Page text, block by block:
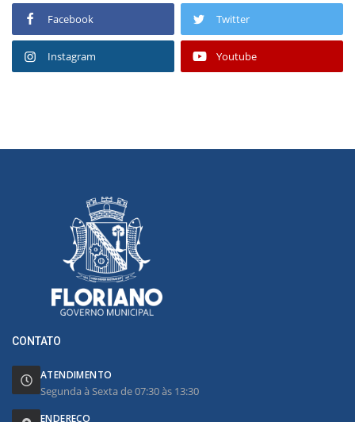
Facebook Twitter
Instagram Youtube
CONTATO
ATENDIMENTO
Segunda à Sexta de 07:30 às 13:30
ENDEREÇO